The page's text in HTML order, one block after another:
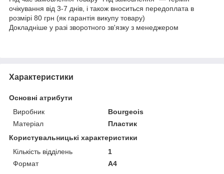
очікування від 3-7 днів, і також вноситься передоплата в
розмірі 80 грн (як гарантія викупу товару)
Докладніше у разі зворотного зв'язку з менеджером
Характеристики
Основні атрибути
Виробник
Bourgeois
Матеріал
Пластик
Користувальницькі характеристики
Кількість відділень
1
Формат
A4